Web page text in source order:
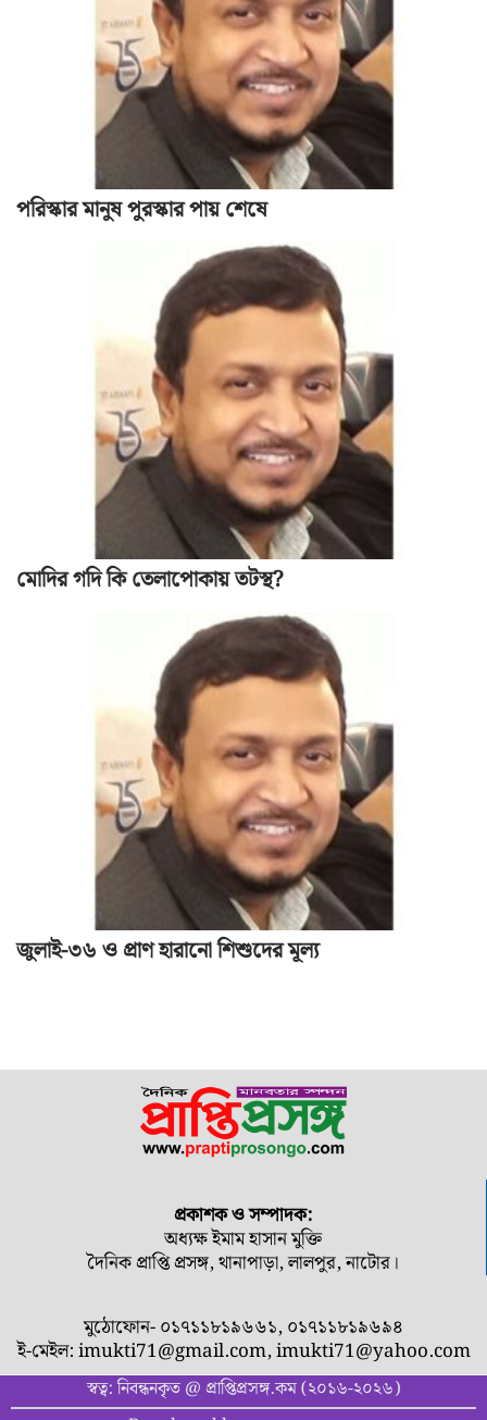
পরিস্কার মানুষ পুরস্কার পায় শেষে
মোদির গদি কি তেলাপোকায় তটস্থ?
জুলাই-৩৬ ও প্রাণ হারানো শিশুদের মূল্য
প্রকাশক ও সম্পাদক:
অধ্যক্ষ ইমাম হাসান মুক্তি
দৈনিক প্রাপ্তি প্রসঙ্গ, থানাপাড়া, লালপুর, নাটোর।
মুঠোফোন- ০১৭১১৮১৯৬৬১, ০১৭১১৮১৯৬৯৪
ই-মেইল:imukti71@gmail.com,imukti71@yahoo.com
স্বত্ব: নিবন্ধনকৃত @ প্রাপ্তিপ্রসঙ্গ.কম (২০১৬-২০২৬)